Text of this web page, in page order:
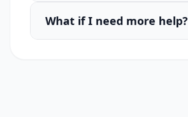
What if I need more help?